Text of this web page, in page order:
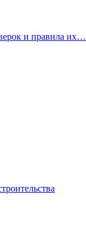
и правила их…